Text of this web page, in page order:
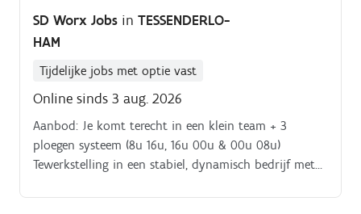
SD Worx Jobs in TESSENDERLO-
HAM
Tijdelijke jobs met optie vast
Online sinds 3 aug. 2026
Aanbod: Je komt terecht in een klein team + 3
ploegen systeem (8u 16u, 16u 00u & 00u 08u)
Tewerkstelling in een stabiel, dynamisch bedrijf met